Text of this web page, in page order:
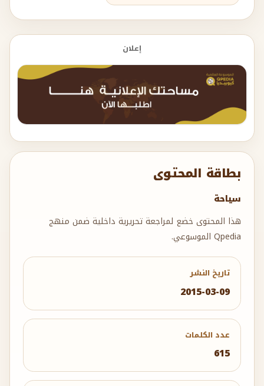
بطاقة المحتوى
سياحة
هذا المحتوى خضع لمراجعة تحريرية داخلية ضمن منهج
Qpedia الموسوعي.
تاريخ النشر
2015-03-09
عدد الكلمات
615
إعلان